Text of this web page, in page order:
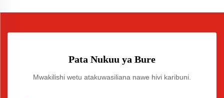
Pata Nukuu ya Bure
Mwakilishi wetu atakuwasiliana nawe hivi karibuni.